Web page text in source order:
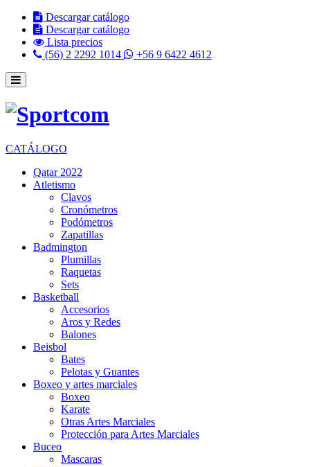
Descargar catálogo
Descargar catálogo
Lista precios
(56) 2 2292 1014
+56 9 6422 4612
CATÁLOGO
Qatar 2022
Atletismo
Clavos
Cronómetros
Podómetros
Zapatillas
Badmington
Plumillas
Raquetas
Sets
Basketball
Accesorios
Aros y Redes
Balones
Beisbol
Bates
Pelotas y Guantes
Boxeo y artes marciales
Boxeo
Karate
Otras Artes Marciales
Protección para Artes Marciales
Buceo
Mascaras